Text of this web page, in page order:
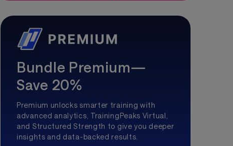
Bundle Premium—
Save 20%
Premium unlocks smarter training with
advanced analytics, TrainingPeaks Virtual,
and Structured Strength to give you deeper
insights and data-backed results.